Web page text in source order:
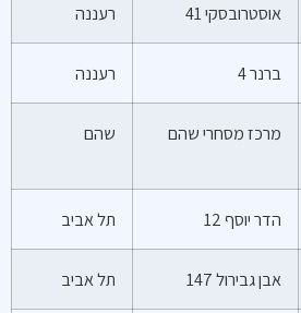
אוסטרובסקי 41 רעננה
ברנר 4 רעננה
מרכז מסחרי שהם שהם
הדר יוסף 12 תל אביב
אבן גבירול 147 תל אביב